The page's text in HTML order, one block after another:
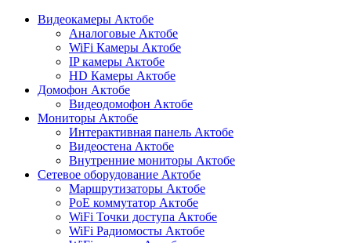
Видеокамеры Актобе
Аналоговые Актобе
WiFi Камеры Актобе
IP камеры Актобе
HD Камеры Актобе
Домофон Актобе
Видеодомофон Актобе
Мониторы Актобе
Интерактивная панель Актобе
Видеостена Актобе
Внутренние мониторы Актобе
Сетевое оборудование Актобе
Маршрутизаторы Актобе
PoE коммутатор Актобе
WiFi Точки доступа Актобе
WiFi Радиомосты Актобе